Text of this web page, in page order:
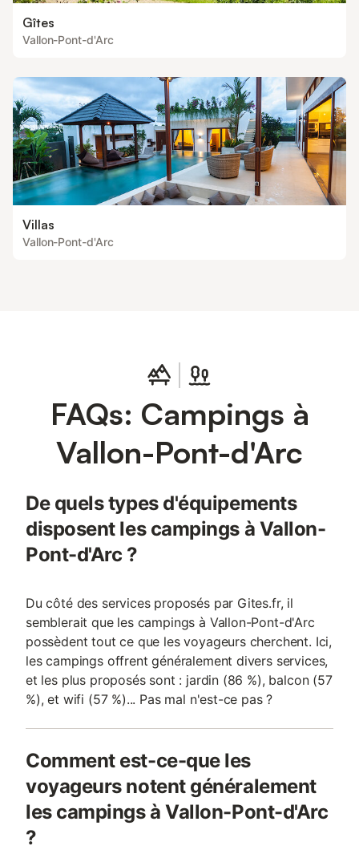
Gîtes
Vallon-Pont-d'Arc
Villas
Vallon-Pont-d'Arc
FAQs: Campings à
Vallon-Pont-d'Arc
De quels types d'équipements
disposent les campings à Vallon-
Pont-d'Arc ?
Du côté des services proposés par Gites.fr, il
semblerait que les campings à Vallon-Pont-d'Arc
possèdent tout ce que les voyageurs cherchent. Ici,
les campings offrent généralement divers services,
et les plus proposés sont : jardin (86 %), balcon (57
%), et wifi (57 %)... Pas mal n'est-ce pas ?
Comment est-ce-que les
voyageurs notent généralement
les campings à Vallon-Pont-d'Arc
?